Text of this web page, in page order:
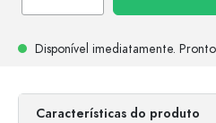
Disponível imediatamente.
Características do produto